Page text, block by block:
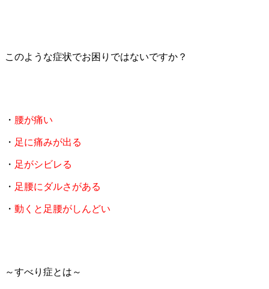
このような症状でお困りではないですか？
・ 腰が痛い
・ 足に痛みが出る
・ 足がシビレる
・ 足腰にダルさがある
・ 動くと足腰がしんどい
～すべり症とは～